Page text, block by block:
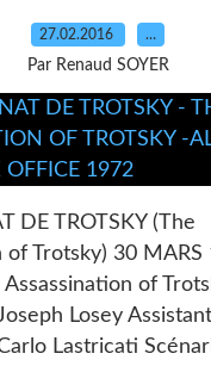
27.02.2016 …
Par Renaud SOYER
DE TROTSKY (The
of Trotsky) 30 MARS
of
Losey Assistant
Lastricati